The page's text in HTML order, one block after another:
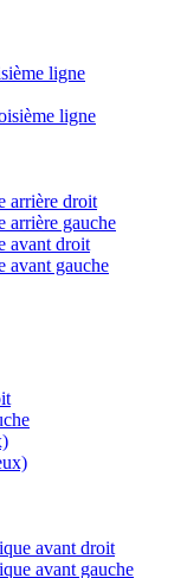
ligne
ligne
arrière droit
arrière gauche
avant droit
avant gauche
avant droit
avant gauche